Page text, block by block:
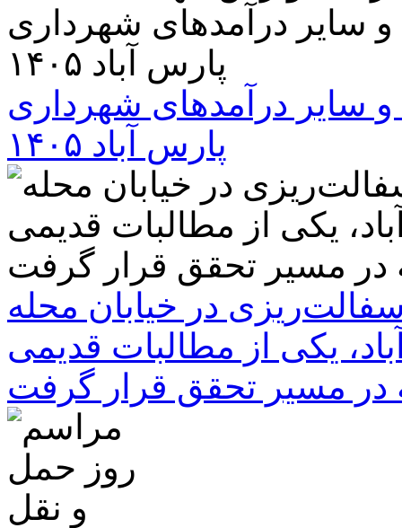
سایر درآمدهای شهرداری
پارس آباد ۱۴۰۵
در خیابان محله
یکی از مطالبات قدیمی
در مسیر تحقق قرار گرفت